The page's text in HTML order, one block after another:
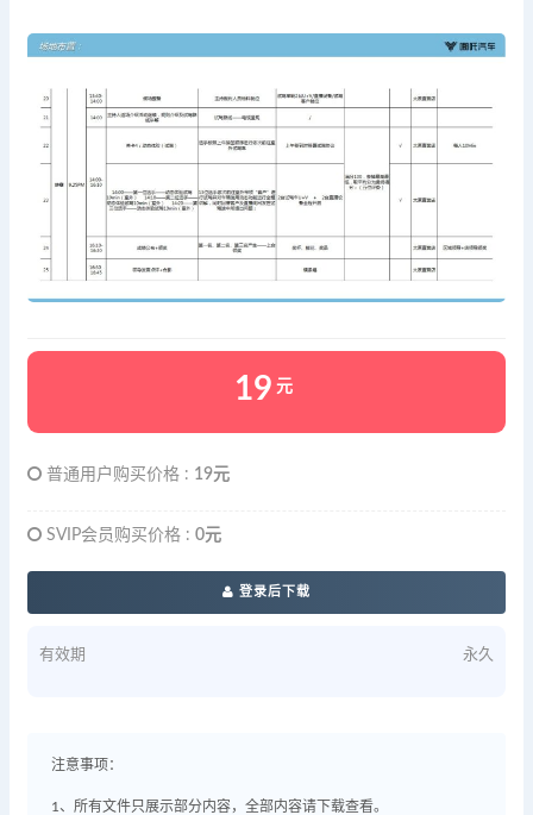
19 元
普通用户购买价格 : 19元
SVIP会员购买价格 : 0元
登录后下载
有效期 永久
注意事项：
1、所有文件只展示部分内容，全部内容请下载查看。